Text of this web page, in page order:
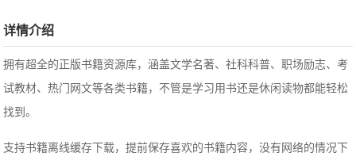
详情介绍
拥有超全的正版书籍资源库，涵盖文学名著、社科科普、职场励志、考
试教材、热门网文等各类书籍，不管是学习用书还是休闲读物都能轻松
找到。
支持书籍离线缓存下载，提前保存喜欢的书籍内容，没有网络的情况下